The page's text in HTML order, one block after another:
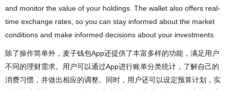
and monitor the value of your holdings. The wallet also offers real-
time exchange rates, so you can stay informed about the market
conditions and make informed decisions about your investments.
除了操作简单外，麦子钱包App还提供了丰富多样的功能，满足用户
不同的理财需求。用户可以通过App进行账单分类统计，了解自己的
消费习惯，并做出相应的调整。同时，用户还可以设定预算计划，实